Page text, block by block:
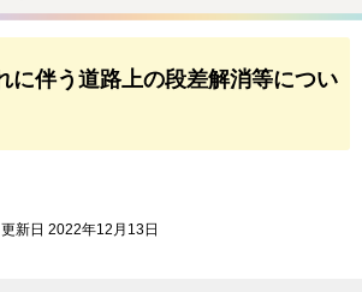
に伴う道路上の段差解消等につい
新日 2022年12月13日